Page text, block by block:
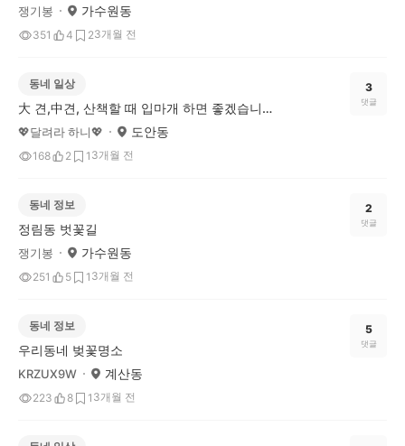
쟁기봉 가수원동
351 4 23개월 전
동네 일상
大 견,中견, 산책할 때 입마개 하면 좋겠습니다.
💖달려라 하니💖 도안동
168 2 1 3개월 전
3
댓글
동네 정보
정림동 벗꽃길
쟁기봉 가수원동
251 5 1 3개월 전
2
댓글
동네 정보
우리동네 벚꽃명소
KRZUX9W 계산동
223 8 1 3개월 전
5
댓글